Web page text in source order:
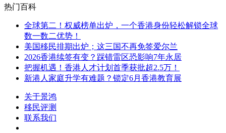
热门百科
全球第二！权威榜单出炉，一个香港身份轻松解锁全球
数一数二优势！
美国移民排期出炉；这三国不再免签爱尔兰
2026香港续签有变？踩错雷区恐影响7年永居
把握机遇！香港人才计划首季获批超2.5万！
新港人家庭升学有难题？锁定6月香港教育展
关于景鸿
移民评测
联系我们